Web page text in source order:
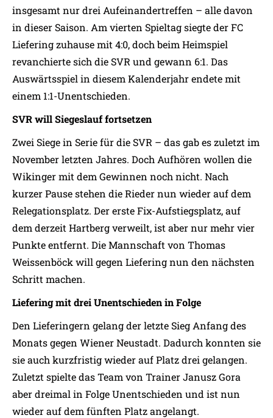
insgesamt nur drei Aufeinandertreffen – alle davon
in dieser Saison. Am vierten Spieltag siegte der FC
Liefering zuhause mit 4:0, doch beim Heimspiel
revanchierte sich die SVR und gewann 6:1. Das
Auswärtsspiel in diesem Kalenderjahr endete mit
einem 1:1-Unentschieden.
SVR will Siegeslauf fortsetzen
Zwei Siege in Serie für die SVR – das gab es zuletzt im
November letzten Jahres. Doch Aufhören wollen die
Wikinger mit dem Gewinnen noch nicht. Nach
kurzer Pause stehen die Rieder nun wieder auf dem
Relegationsplatz. Der erste Fix-Aufstiegsplatz, auf
dem derzeit Hartberg verweilt, ist aber nur mehr vier
Punkte entfernt. Die Mannschaft von Thomas
Weissenböck will gegen Liefering nun den nächsten
Schritt machen.
Liefering mit drei Unentschieden in Folge
Den Lieferingern gelang der letzte Sieg Anfang des
Monats gegen Wiener Neustadt. Dadurch konnten sie
sie auch kurzfristig wieder auf Platz drei gelangen.
Zuletzt spielte das Team von Trainer Janusz Gora
aber dreimal in Folge Unentschieden und ist nun
wieder auf dem fünften Platz angelangt.